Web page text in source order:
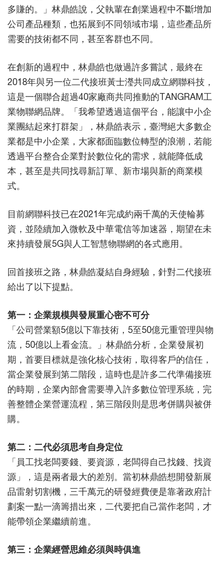
多賺的。」林鼎皓說，父執輩在創業過程中不斷增加
公司產品種類，也拓展到不同領域市場，這些產品所
需要的技術都不同，甚至客群也不同。
在創新的過程中，林鼎皓也做過許多嘗試，最終在
2018年與另一位二代接班黃士瀅共同成立網聯科技，
這是一個聯合超過40家廠商共同推動的TANGRAM工
業物聯網品牌。「我希望透過這個平台，能讓中小企
業團結起來打群架」，林鼎皓表示，臺灣絕大多數企
業都是中小企業，大家都面臨數位轉型的浪潮，若能
透過平台整合企業對於數位化的需求，就能降低成
本，甚至是共同找尋新訂單、新市場與新的商業模
式。
目前網聯科技已在2021年完成約兩千萬的天使輪募
資，並陸續加入微軟及中華電信等加速器，期望在未
來持續發展5G與人工智慧物聯網的各式應用。
回首接班之路，林鼎皓凝結自身經驗，針對二代接班
給出了以下提點。
第一：企業規模與發展重心密不可分
「公司營業額5億以下靠技術，5至50億元重管理與物
流，50億以上看金流。」林鼎皓分析，企業發展初
期，首要目標就是強化核心技術，取得客戶的信任，
當企業發展到第二階段，這時也是許多二代準備接班
的時期，企業內部會需要導入許多數位管理系統，完
善整體企業營運流程，第三階段則是思考併購與被併
購。
第二：二代必須思考自身定位
「員工找老闆要錢、要資源，老闆得自己找錢、找資
源」，這是兩者最大的差別。當初林鼎皓想開發新展
品雷射切割機，三千萬元的研發經費便是靠著政府計
劃案一點一滴籌措出來，二代要把自己當作老闆，才
能帶領企業繼續前進。
第三：企業經營思維必須與時俱進